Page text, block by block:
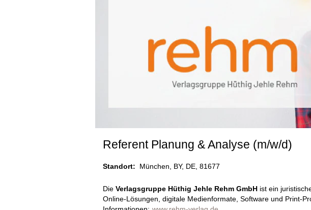
Referent Planung & Analyse (m/w/d)
Standort: München, BY, DE, 81677
Die Verlagsgruppe Hüthig Jehle Rehm GmbH ist ein
Online-Lösungen, digitale Medienformate, Software und Print-